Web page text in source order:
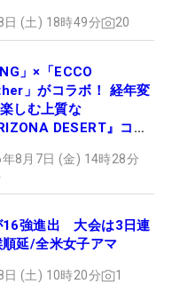
(土) 18時49分 20
」×「ECCO
」がコラボ！ 経年変
しむ上質な
DESERT』コレ
8月7日 (金) 14時28分
16強進出 大会は3日連
延/全米女子アマ
(土) 10時20分 1